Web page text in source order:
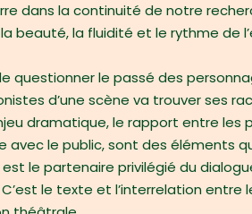
dans la continuité de notre
beauté, la fluidité et le rythme de
questionner le passé des
d’une scène va trouver ses
dramatique, le rapport entre les
avec le public, sont des éléments
le partenaire privilégié du
le texte et l’interrelation entre